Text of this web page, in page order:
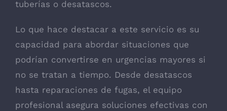
tuberías o desatascos.
Lo que hace destacar a este servicio es su
capacidad para abordar situaciones que
podrían convertirse en urgencias mayores si
no se tratan a tiempo. Desde desatascos
hasta reparaciones de fugas, el equipo
profesional asegura soluciones efectivas con